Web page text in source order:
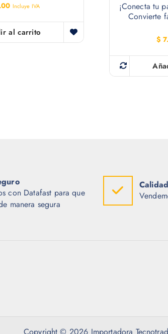
Incluye IVA
al carrito
¡Conecta tu
Convierte
$
con Datafast para que
manera segura
Calidad